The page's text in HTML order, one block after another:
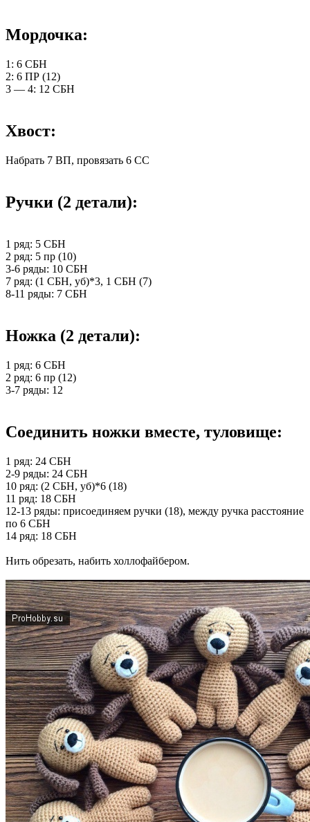
Мордочка:
1: 6 СБН
2: 6 ПР (12)
3 — 4: 12 СБН
Хвост:
Набрать 7 ВП, провязать 6 СС
Ручки (2 детали):
1 ряд: 5 СБН
2 ряд: 5 пр (10)
3-6 ряды: 10 СБН
7 ряд: (1 СБН, уб)*3, 1 СБН (7)
8-11 ряды: 7 СБН
Ножка (2 детали):
1 ряд: 6 СБН
2 ряд: 6 пр (12)
3-7 ряды: 12
Соединить ножки вместе, туловище:
1 ряд: 24 СБН
2-9 ряды: 24 СБН
10 ряд: (2 СБН, уб)*6 (18)
11 ряд: 18 СБН
12-13 ряды: присоединяем ручки (18), между ручка расстояние
по 6 СБН
14 ряд: 18 СБН
Нить обрезать, набить холлофайбером.